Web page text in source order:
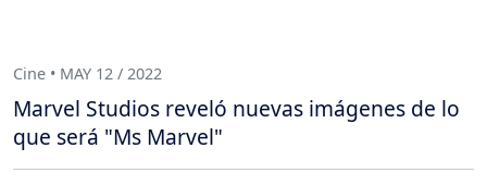
Cine • MAY 12 / 2022
Marvel Studios reveló nuevas imágenes de lo
que será "Ms Marvel"